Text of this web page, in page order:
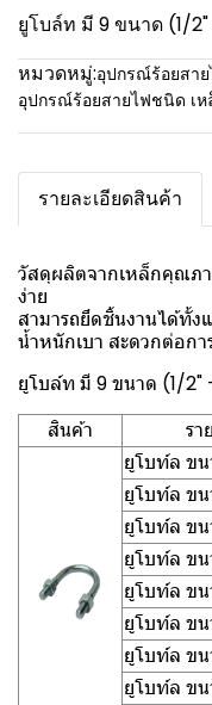
ยูโบล์ท มี 9 ขนาด (1/
หมวดหมู่:อุปกรณ์ร้อยสา
อุปกรณ์ร้อยสายไฟชนิด เห
รายละเอียดสินค้า
วัสดุผลิตจากเหล็กคุณภ
ง่าย
สามารถยึดชิ้นงานได้ทั้ง
น้ำหนักเบา สะดวกต่อก
ยูโบล์ท มี 9 ขนาด (1/
สินค้า
รา
ยูโบท์ล ข
ยูโบท์ล ข
ยูโบท์ล ขน
ยูโบท์ล ข
ยูโบท์ล ข
ยูโบท์ล ข
ยูโบท์ล ข
ยูโบท์ล ข